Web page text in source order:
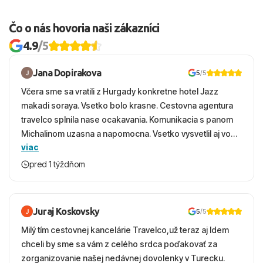
Čo o nás hovoria naši zákazníci
4.9/5
Jana Dopirakova 5/5
Včera sme sa vratili z Hurgady konkretne hotel Jazz
makadi soraya. Vsetko bolo krasne. Cestovna agentura
travelco splnila nase ocakavania. Komunikacia s panom
Michalinom uzasna a napomocna. Vsetko vysvetlil aj vo
vecernych hodinach zaco sa ospravedlnujem. Hotel
krasny, cisty. Sluzby top. Strava, prostredie, more,
viac
pred 1 týždňom
Juraj Koskovsky 5/5
Milý tím cestovnej kancelárie Travelco,už teraz aj Idem
chceli by sme sa vám z celého srdca poďakovať za
zorganizovanie našej nedávnej dovolenky v Turecku.